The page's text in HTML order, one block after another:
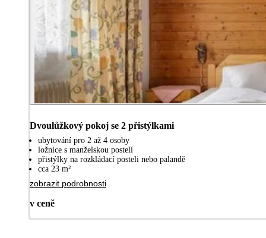
Dvoulůžkový pokoj se 2 přistýlkami
ubytování pro 2 až 4 osoby
ložnice s manželskou postelí
přistýlky na rozkládací posteli nebo palandě
cca 23 m²
zobrazit podrobnosti
v ceně